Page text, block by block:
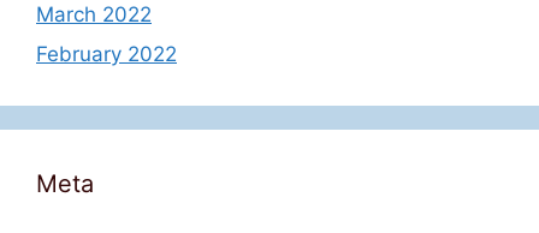
March 2022
February 2022
Meta